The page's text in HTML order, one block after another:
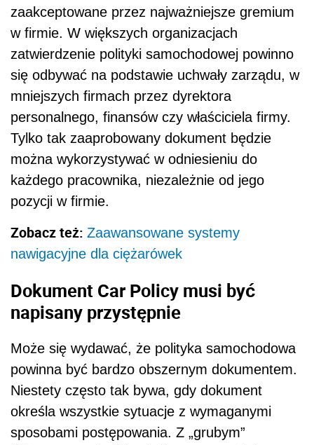
zaakceptowane przez najważniejsze gremium
w firmie. W większych organizacjach
zatwierdzenie polityki samochodowej powinno
się odbywać na podstawie uchwały zarządu, w
mniejszych firmach przez dyrektora
personalnego, finansów czy właściciela firmy.
Tylko tak zaaprobowany dokument będzie
można wykorzystywać w odniesieniu do
każdego pracownika, niezależnie od jego
pozycji w firmie.
Zobacz też: Zaawansowane systemy
nawigacyjne dla ciężarówek
Dokument Car Policy musi być
napisany przystępnie
Może się wydawać, że polityka samochodowa
powinna być bardzo obszernym dokumentem.
Niestety często tak bywa, gdy dokument
określa wszystkie sytuacje z wymaganymi
sposobami postępowania. Z „grubym”